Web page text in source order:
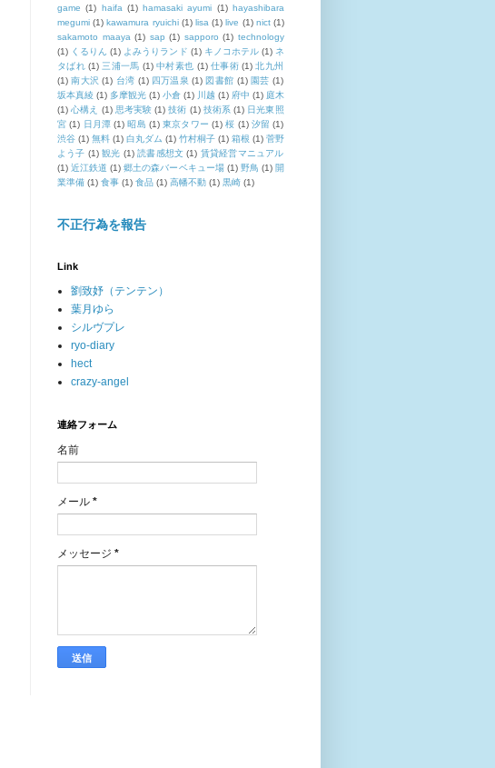
game (1) haifa (1) hamasaki ayumi (1) hayashibara
megumi (1) kawamura ryuichi (1) lisa (1) live (1) nict (1)
sakamoto maaya (1) sap (1) sapporo (1) technology
(1) くるりん (1) よみうりランド (1) キノコホテル (1) ネ
タばれ (1) 三浦一馬 (1) 中村素也 (1) 仕事術 (1) 北九州
(1) 南大沢 (1) 台湾 (1) 四万温泉 (1) 図書館 (1) 園芸 (1)
坂本真綾 (1) 多摩観光 (1) 小倉 (1) 川越 (1) 府中 (1) 庭木
(1) 心構え (1) 思考実験 (1) 技術 (1) 技術系 (1) 日光東照
宮 (1) 日月潭 (1) 昭島 (1) 東京タワー (1) 桜 (1) 汐留 (1)
渋谷 (1) 無料 (1) 白丸ダム (1) 竹村桐子 (1) 箱根 (1) 菅野
よう子 (1) 観光 (1) 読書感想文 (1) 賃貸経営マニュアル
(1) 近江鉄道 (1) 郷土の森バーベキュー場 (1) 野鳥 (1) 開
業準備 (1) 食事 (1) 食品 (1) 高幡不動 (1) 黒崎 (1)
不正行為を報告
Link
劉致妤（テンテン）
葉月ゆら
シルヴプレ
ryo-diary
hect
crazy-angel
連絡フォーム
名前
メール *
メッセージ *